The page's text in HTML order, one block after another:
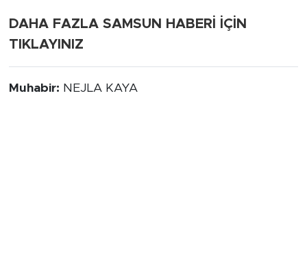
DAHA FAZLA SAMSUN HABERİ İÇİN
TIKLAYINIZ
Muhabir: NEJLA KAYA